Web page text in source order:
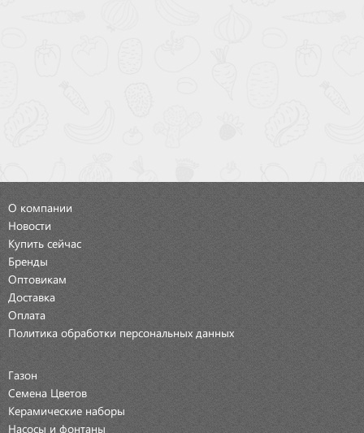
О компании
Новости
Купить сейчас
Бренды
Оптовикам
Доставка
Оплата
Политика обработки персональных данных
Газон
Семена Цветов
Керамические наборы
Насосы и фонтаны